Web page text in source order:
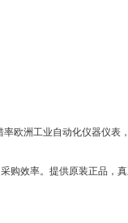
欧洲工业自动化仪器仪表
购效率。提供原装正品，